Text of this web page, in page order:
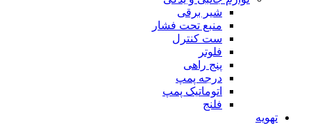
شیر برقی
منبع تحت فشار
ست کنترل
فلوتر
پنج راهی
درجه پمپ
اتوماتیک پمپ
فلنج
تهویه